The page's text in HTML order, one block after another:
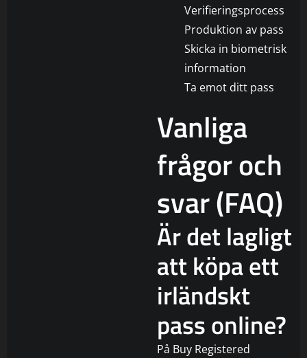
Verifieringsprocess
Produktion av pass
Skicka in biometrisk
information
Ta emot ditt pass
Vanliga
frågor och
svar (FAQ)
Är det lagligt
att köpa ett
irländskt
pass online?
På Buy Registered